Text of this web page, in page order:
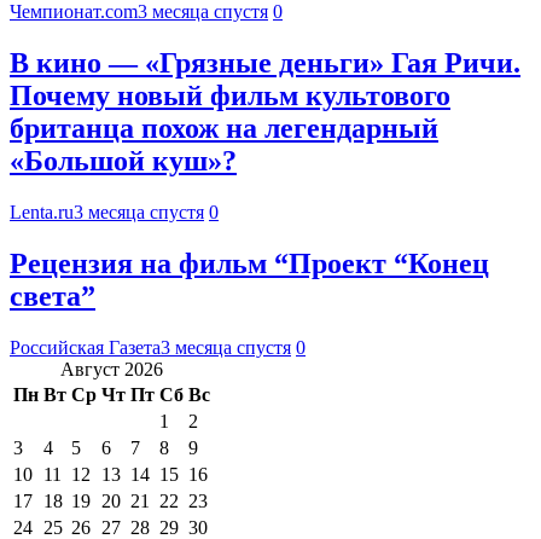
Чемпионат.com3 месяца спустя 0
В кино — «Грязные деньги» Гая Ричи.
Почему новый фильм культового
британца похож на легендарный
«Большой куш»?
Lenta.ru3 месяца спустя 0
Рецензия на фильм “Проект “Конец
света”
Российская Газета3 месяца спустя 0
Август 2026
Пн Вт Ср Чт Пт Сб Вс
1
2
3
4 5 6 7 8
9
10 11 12 13 14 15 16
17 18 19 20 21 22 23
24 25 26 27 28 29 30